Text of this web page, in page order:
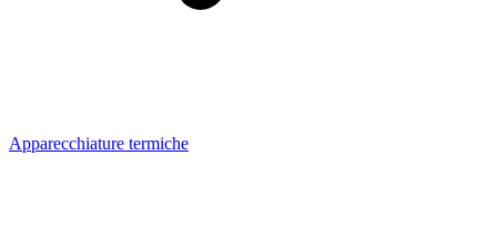
Apparecchiature termiche